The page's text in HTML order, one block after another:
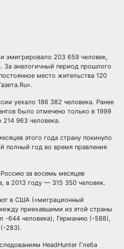
эмигрировало 203 659 человек,
За аналогичный период прошлого
место жительства 120
уехало 186 382 человека. Ранее
было отмечено только в 1999
214 963 человека.
этого года страну покинуло
полный год во время правления
за восемь месяцев
в 2013 году — 315 350 человек.
в США («миграционный
приехавшими из этой страны
-644 человека), Германию (-588),
283).
HeadHunter Глеба